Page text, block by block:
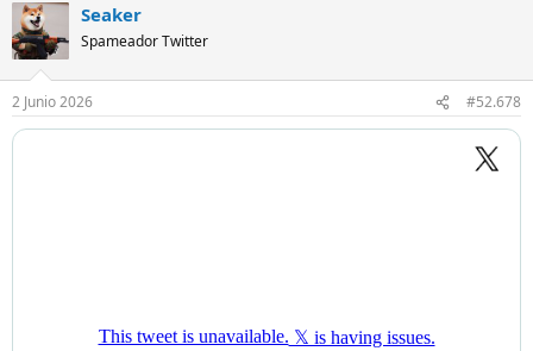
Seaker
Spameador Twitter
2 Junio 2026 #52.678